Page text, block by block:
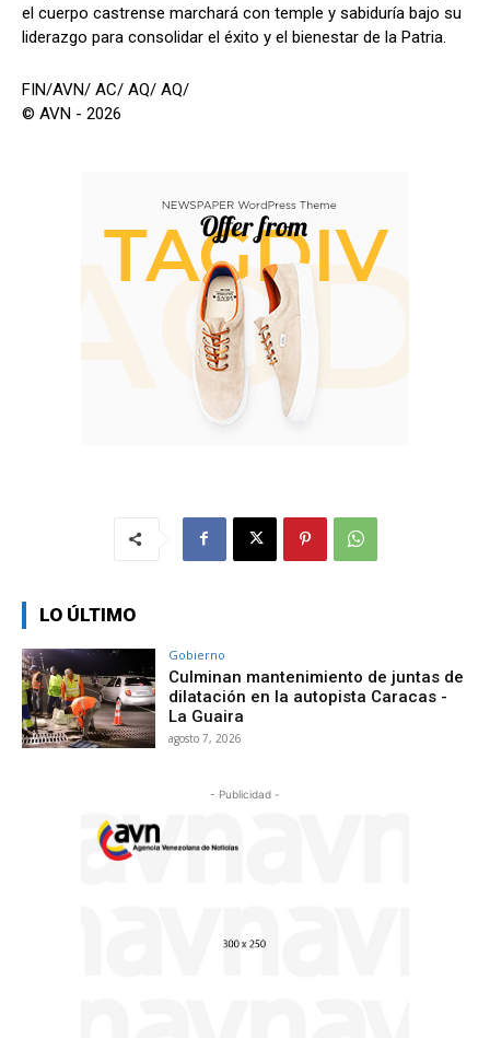
el cuerpo castrense marchará con temple y sabiduría bajo su
liderazgo para consolidar el éxito y el bienestar de la Patria.
FIN/AVN/ AC/ AQ/ AQ/
© AVN - 2026
LO ÚLTIMO
Gobierno
Culminan mantenimiento de juntas de
dilatación en la autopista Caracas -
La Guaira
agosto 7, 2026
- Publicidad -